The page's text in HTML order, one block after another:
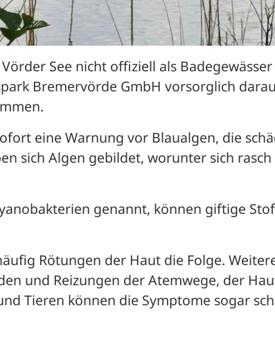
See nicht offiziell als
Bremervörde GmbH vorsorglich
eine Warnung vor Blaualgen, die
sich Algen gebildet, worunter sich
genannt, können giftige
Rötungen der Haut die Folge.
und Reizungen der Atemwege, der
Tieren können die Symptome sogar